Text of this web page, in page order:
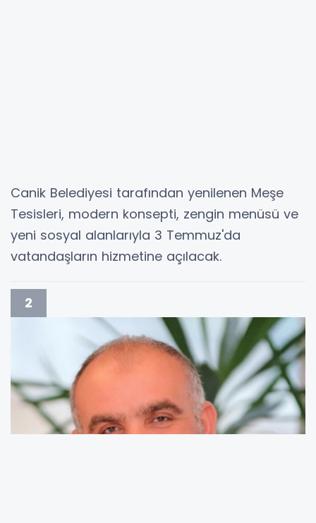
Canik Belediyesi tarafından yenilenen Meşe
Tesisleri, modern konsepti, zengin menüsü ve
yeni sosyal alanlarıyla 3 Temmuz'da
vatandaşların hizmetine açılacak.
2